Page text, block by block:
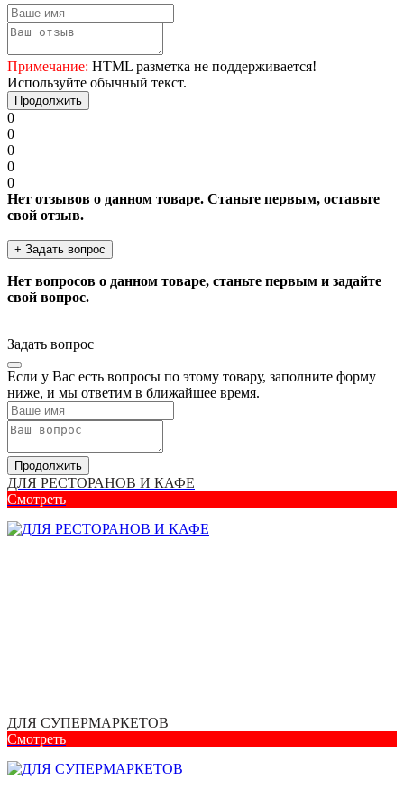
Примечание: HTML разметка не поддерживается!
Используйте обычный текст.
Продолжить
0
0
0
0
0
Нет отзывов о данном товаре. Станьте первым, оставьте
свой отзыв.
+ Задать вопрос
Нет вопросов о данном товаре, станьте первым и задайте
свой вопрос.
Задать вопрос
Если у Вас есть вопросы по этому товару, заполните форму
ниже, и мы ответим в ближайшее время.
Продолжить
ДЛЯ РЕСТОРАНОВ И КАФЕ
Смотреть
ДЛЯ СУПЕРМАРКЕТОВ
Смотреть